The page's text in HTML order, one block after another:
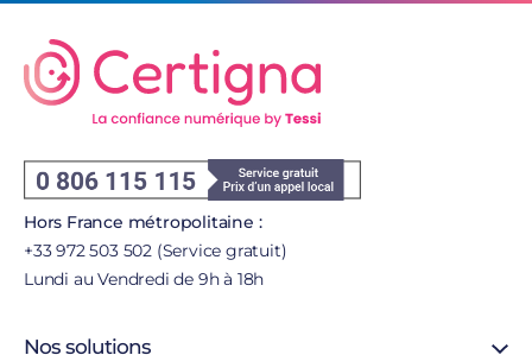
Hors France métropolitaine :
+33 972 503 502 (Service gratuit)
Lundi au Vendredi de 9h à 18h
Nos solutions